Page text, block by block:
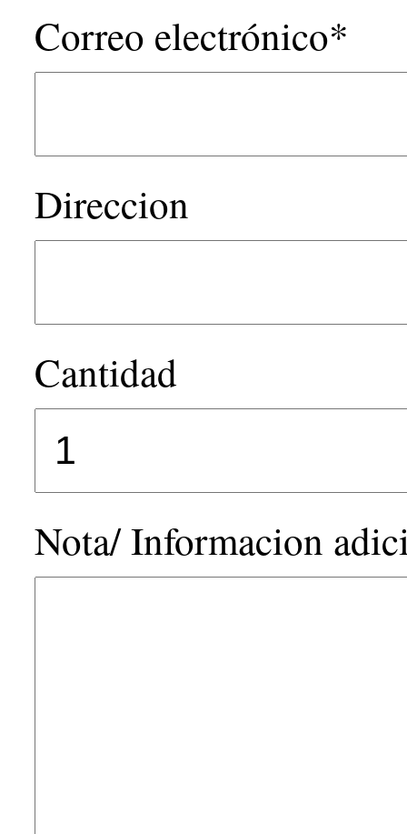
Correo electrónico*
Direccion
Cantidad
Nota/ Informacion